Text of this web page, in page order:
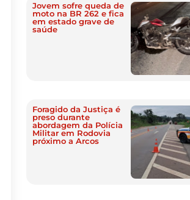
Jovem sofre queda de
moto na BR 262 e fica
em estado grave de
saúde
Foragido da Justiça é
preso durante
abordagem da Polícia
Militar em Rodovia
próximo a Arcos